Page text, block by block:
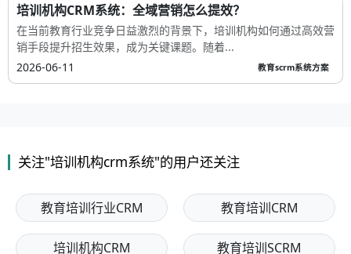
培训机构CRM系统：全域营销怎么提效？
在当前教育行业竞争日益激烈的背景下，培训机构如何通过高效营
销手段提升招生效果，成为关键课题。随着...
2026-06-11
教育scrm系统方案
关注"培训机构crm系统"的用户还关注
教育培训行业CRM 教育培训CRM
培训机构CRM 教育培训SCRM